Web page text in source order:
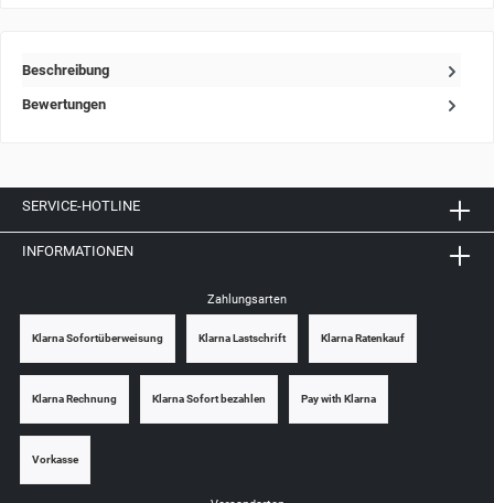
Beschreibung
Bewertungen
SERVICE-HOTLINE
INFORMATIONEN
Zahlungsarten
Klarna Sofortüberweisung Klarna Lastschrift Klarna Ratenkauf
Klarna Rechnung Klarna Sofort bezahlen Pay with Klarna
Vorkasse